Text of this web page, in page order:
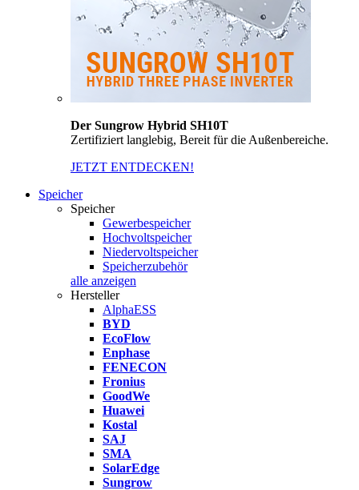
Der Sungrow Hybrid SH10T
Zertifiziert langlebig, Bereit für die Außenbereiche.
JETZT ENTDECKEN!
Speicher
Speicher
Gewerbespeicher
Hochvoltspeicher
Niedervoltspeicher
Speicherzubehör
alle anzeigen
Hersteller
AlphaESS
BYD
EcoFlow
Enphase
FENECON
Fronius
GoodWe
Huawei
Kostal
SAJ
SMA
SolarEdge
Sungrow